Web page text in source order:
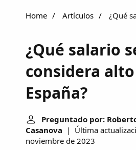
Home Artículos ¿Qué
¿Qué salario
considera
España?
Preguntado por:
Casanova | Última
noviembre de 2023